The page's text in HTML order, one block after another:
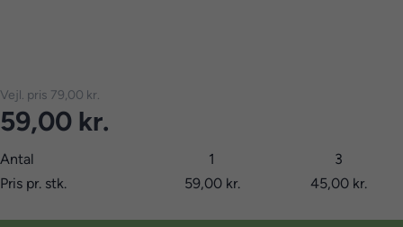
Vejl. pris 79,00 kr.
59,00 kr.
Antal 1
3
Pris pr. stk.
59,00 kr. 45,00 kr.